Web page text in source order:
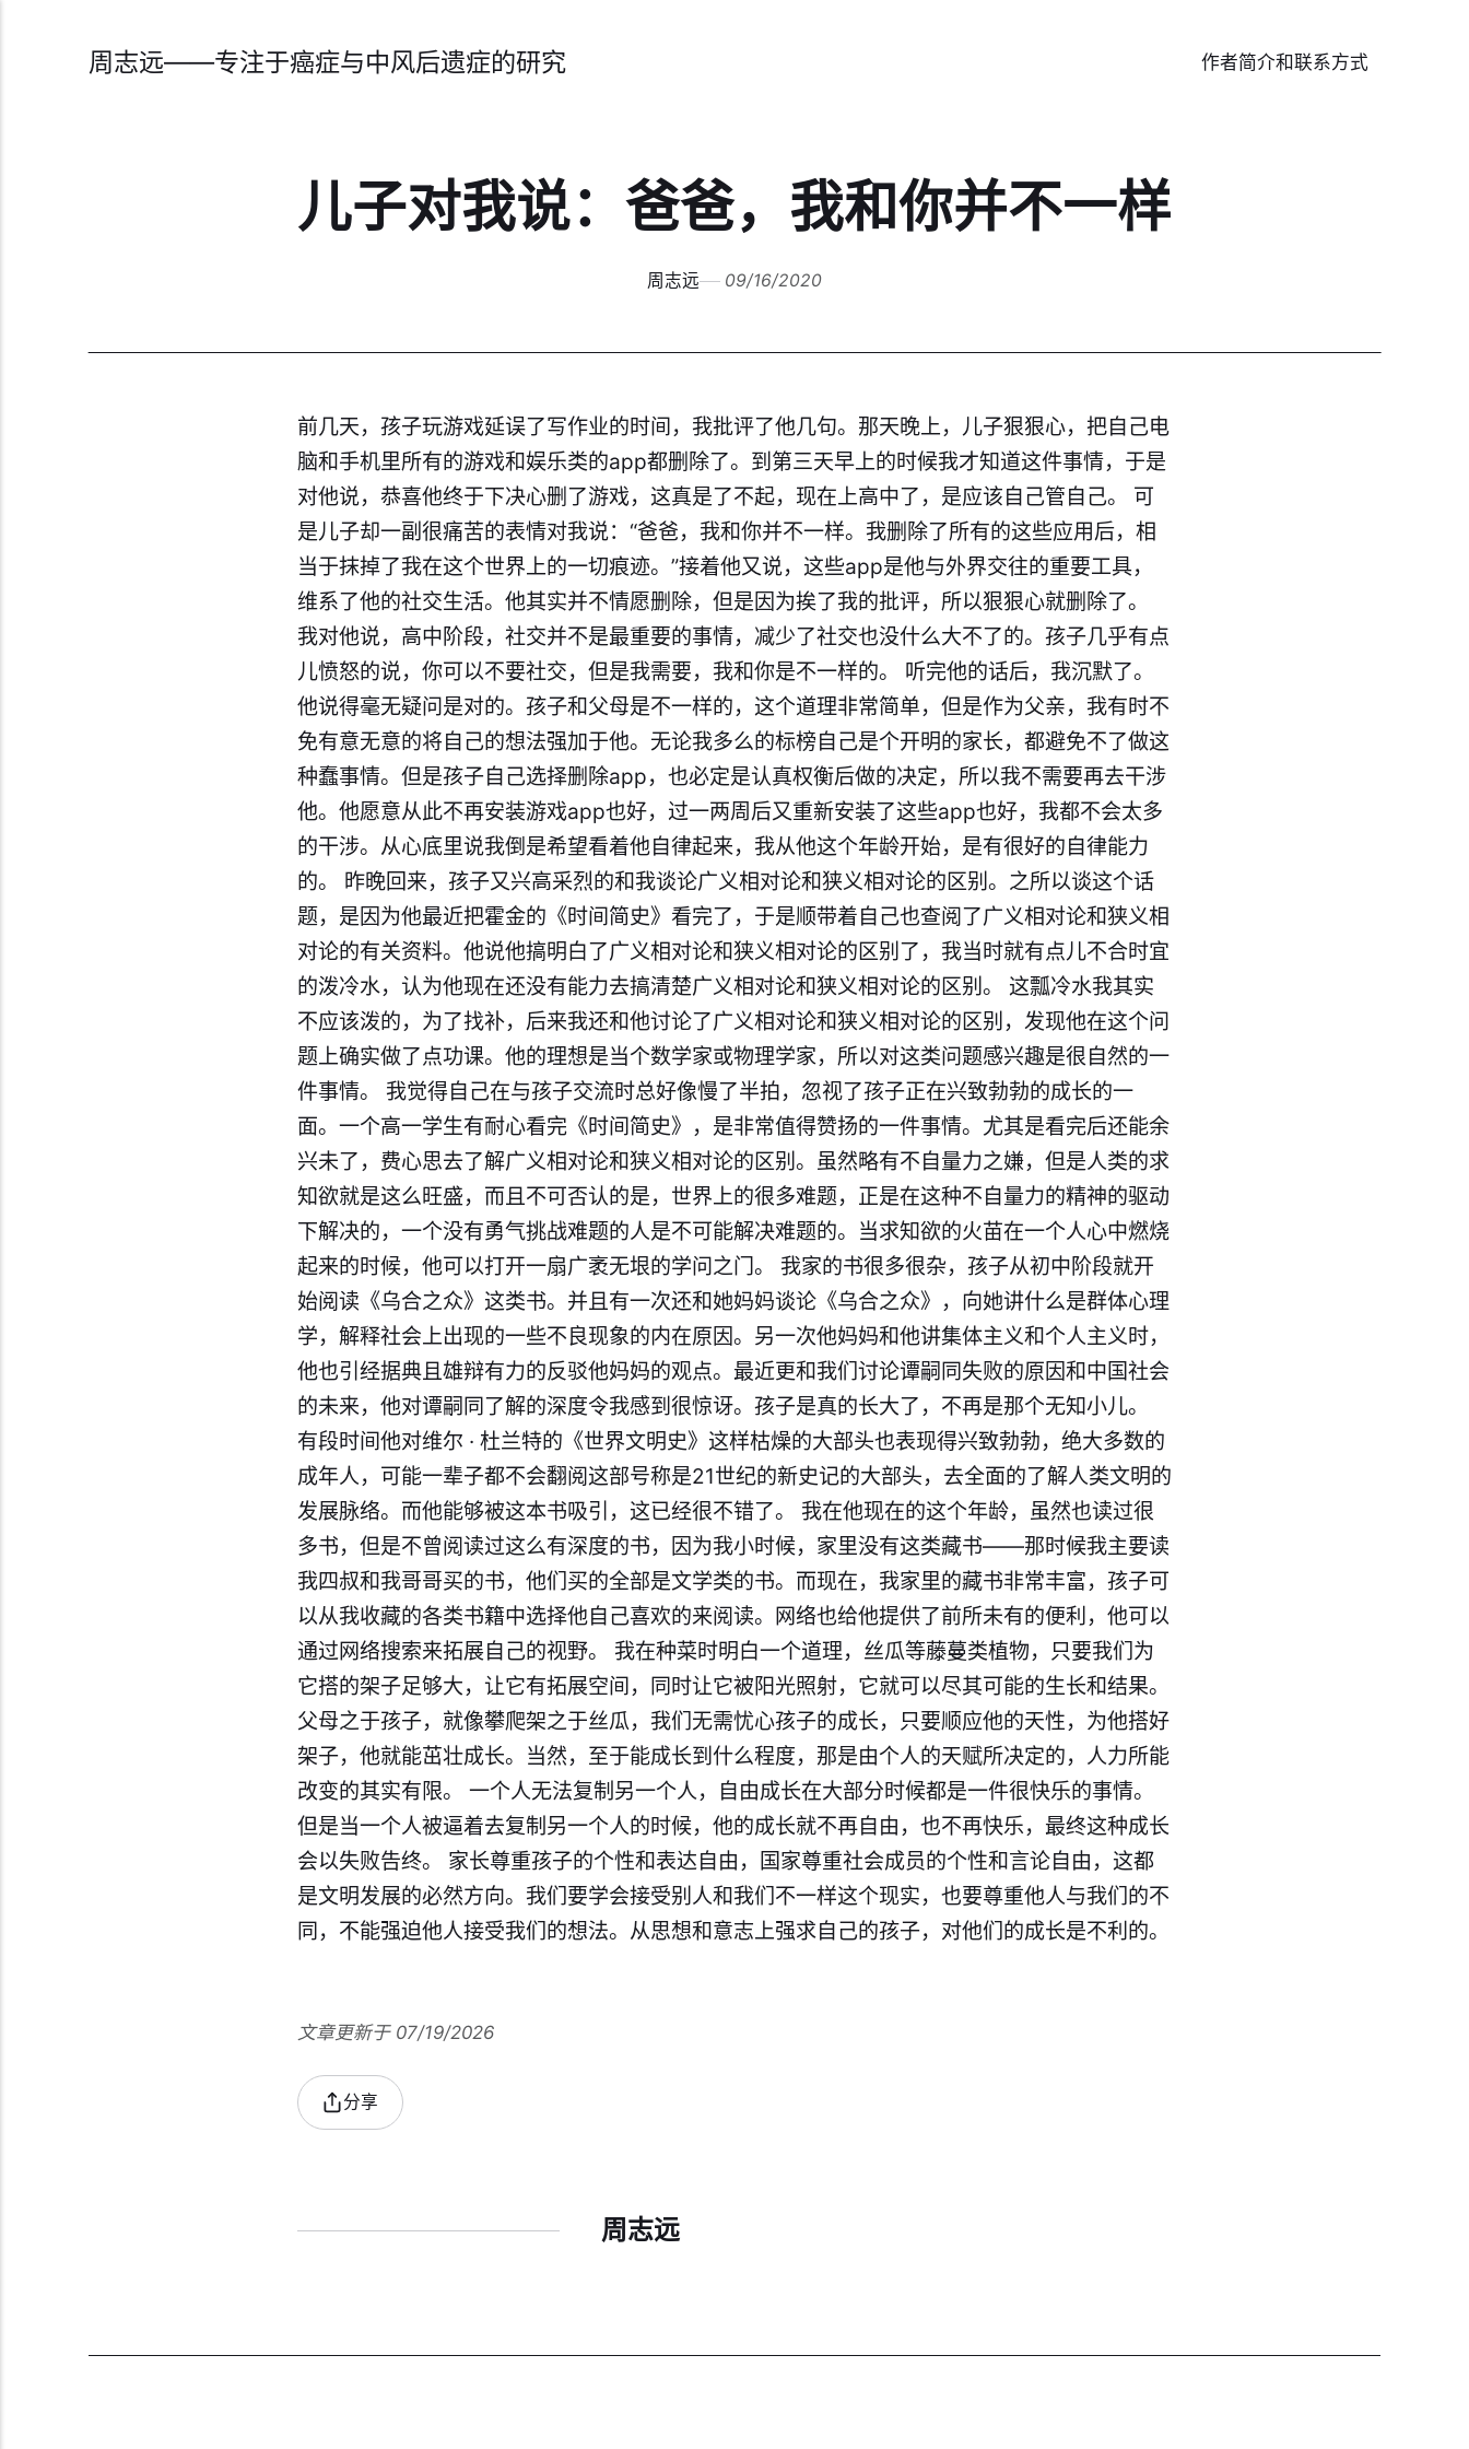
周志远——专注于癌症与中风后遗症的研究 作者简介和联系方式
儿子对我说：爸爸，我和你并不一样
周志远 09/16/2020
前几天，孩子玩游戏延误了写作业的时间，我批评了他几句。那天晚上，儿子狠狠心，把自己电
脑和手机里所有的游戏和娱乐类的app都删除了。到第三天早上的时候我才知道这件事情，于是
对他说，恭喜他终于下决心删了游戏，这真是了不起，现在上高中了，是应该自己管自己。 可
是儿子却一副很痛苦的表情对我说：“爸爸，我和你并不一样。我删除了所有的这些应用后，相
当于抹掉了我在这个世界上的一切痕迹。”接着他又说，这些app是他与外界交往的重要工具，
维系了他的社交生活。他其实并不情愿删除，但是因为挨了我的批评，所以狠狠心就删除了。
我对他说，高中阶段，社交并不是最重要的事情，减少了社交也没什么大不了的。孩子几乎有点
儿愤怒的说，你可以不要社交，但是我需要，我和你是不一样的。 听完他的话后，我沉默了。
他说得毫无疑问是对的。孩子和父母是不一样的，这个道理非常简单，但是作为父亲，我有时不
免有意无意的将自己的想法强加于他。无论我多么的标榜自己是个开明的家长，都避免不了做这
种蠢事情。但是孩子自己选择删除app，也必定是认真权衡后做的决定，所以我不需要再去干涉
他。他愿意从此不再安装游戏app也好，过一两周后又重新安装了这些app也好，我都不会太多
的干涉。从心底里说我倒是希望看着他自律起来，我从他这个年龄开始，是有很好的自律能力
的。 昨晚回来，孩子又兴高采烈的和我谈论广义相对论和狭义相对论的区别。之所以谈这个话
题，是因为他最近把霍金的《时间简史》看完了，于是顺带着自己也查阅了广义相对论和狭义相
对论的有关资料。他说他搞明白了广义相对论和狭义相对论的区别了，我当时就有点儿不合时宜
的泼冷水，认为他现在还没有能力去搞清楚广义相对论和狭义相对论的区别。 这瓢冷水我其实
不应该泼的，为了找补，后来我还和他讨论了广义相对论和狭义相对论的区别，发现他在这个问
题上确实做了点功课。他的理想是当个数学家或物理学家，所以对这类问题感兴趣是很自然的一
件事情。 我觉得自己在与孩子交流时总好像慢了半拍，忽视了孩子正在兴致勃勃的成长的一
面。一个高一学生有耐心看完《时间简史》，是非常值得赞扬的一件事情。尤其是看完后还能余
兴未了，费心思去了解广义相对论和狭义相对论的区别。虽然略有不自量力之嫌，但是人类的求
知欲就是这么旺盛，而且不可否认的是，世界上的很多难题，正是在这种不自量力的精神的驱动
下解决的，一个没有勇气挑战难题的人是不可能解决难题的。当求知欲的火苗在一个人心中燃烧
起来的时候，他可以打开一扇广袤无垠的学问之门。 我家的书很多很杂，孩子从初中阶段就开
始阅读《乌合之众》这类书。并且有一次还和她妈妈谈论《乌合之众》，向她讲什么是群体心理
学，解释社会上出现的一些不良现象的内在原因。另一次他妈妈和他讲集体主义和个人主义时，
他也引经据典且雄辩有力的反驳他妈妈的观点。最近更和我们讨论谭嗣同失败的原因和中国社会
的未来，他对谭嗣同了解的深度令我感到很惊讶。孩子是真的长大了，​不再是那个无知小儿。​
有段时间他对维尔 · 杜兰特的《世界文明史》这样枯燥的大部头也表现得兴致勃勃，绝大多数的
成年人，可能一辈子都不会翻阅这部号称是21世纪的新史记的大部头，去全面的了解人类文明的
发展脉络。而他能够被这本书吸引，这已经很不错了。 我在他现在的这个年龄，虽然也读过很
多书，但是不曾阅读过这么有深度的书，因为我小时候，家里没有这类藏书——那时候我主要读
我四叔和我哥哥买的书，他们买的全部是文学类的书。而现在，我家里的藏书非常丰富，孩子可
以从我收藏的各类书籍中选择他自己喜欢的来阅读。网络也给他提供了前所未有的便利，他可以
通过网络搜索来拓展自己的视野。 我在种菜时明白一个道理，丝瓜等藤蔓类植物，只要我们为
它搭的架子足够大，让它有拓展空间，同时让它被阳光照射，它就可以尽其可能的生长和结果。
父母之于孩子，就像攀爬架之于丝瓜，我们无需忧心孩子的成长，只要顺应他的天性，为他搭好
架子，他就能茁壮成长。当然，至于能成长到什么程度，那是由个人的天赋所决定的，人力所能
改变的其实有限。 一个人无法复制另一个人，自由成长在大部分时候都是一件很快乐的事情。
但是当一个人被逼着去复制另一个人的时候，他的成长就不再自由，也不再快乐，最终这种成长
会以失败告终。 家长尊重孩子的个性和表达自由，国家尊重社会成员的个性和言论自由，这都
是文明发展的必然方向。我们要学会接受别人和我们不一样这个现实，也要尊重他人与我们的不
同，不能强迫他人接受我们的想法​。从思想和意志上强求自己的孩子，对他们的成长是不利的。
文章更新于 07/19/2026
分享
周志远